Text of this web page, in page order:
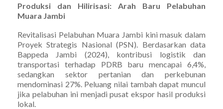
Produksi dan Hilirisasi: Arah Baru Pelabuhan
Muara Jambi
Revitalisasi Pelabuhan Muara Jambi kini masuk dalam
Proyek Strategis Nasional (PSN). Berdasarkan data
Bappeda Jambi (2024), kontribusi logistik dan
transportasi terhadap PDRB baru mencapai 6,4%,
sedangkan sektor pertanian dan perkebunan
mendominasi 27%. Peluang nilai tambah dapat muncul
jika pelabuhan ini menjadi pusat ekspor hasil produksi
lokal.